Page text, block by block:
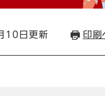
10日更新 印刷